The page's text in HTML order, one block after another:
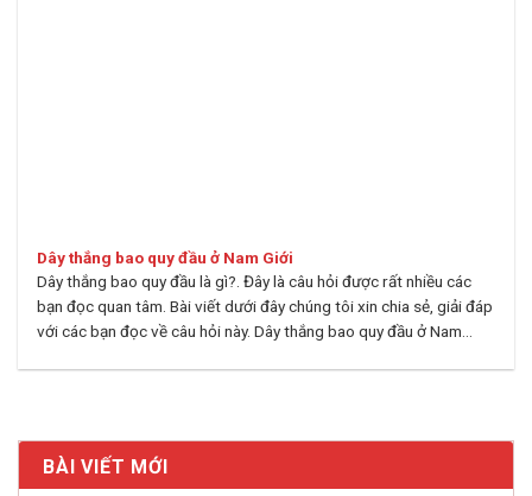
Dây thắng bao quy đầu ở Nam Giới
Dây thắng bao quy đầu là gì?. Đây là câu hỏi được rất nhiều các
bạn đọc quan tâm. Bài viết dưới đây chúng tôi xin chia sẻ, giải đáp
với các bạn đọc về câu hỏi này. Dây thắng bao quy đầu ở Nam...
BÀI VIẾT MỚI